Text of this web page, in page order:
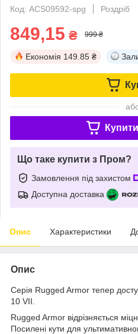
Код: ACS09592-spg
Роздріб
849,15 ₴ 999 ₴
Економія 149.85 ₴
Що таке купити з Пром?
Замовлення під захистом
Доступна доставка
Опис Характеристики
Опис
Серія Rugged Armor тепер
10 VII.
Rugged Armor відрізняється
Посилені кути для